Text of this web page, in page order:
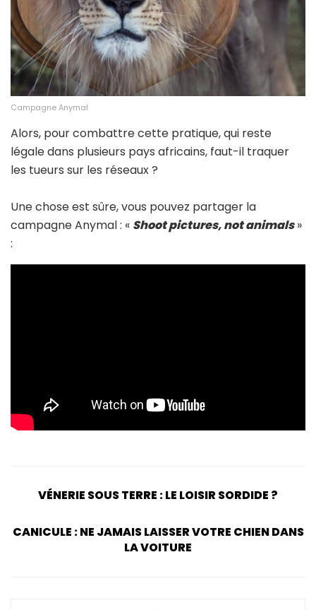
Campagne Anymal
Alors, pour combattre cette pratique, qui reste
légale dans plusieurs pays africains, faut-il traquer
les tueurs sur les réseaux ?
Une chose est sûre, vous pouvez partager la
campagne Anymal : « Shoot pictures, not animals»
:
VÉNERIE SOUS TERRE : LE LOISIR SORDIDE ?
CANICULE : NE JAMAIS LAISSER VOTRE CHIEN DANS
LA VOITURE